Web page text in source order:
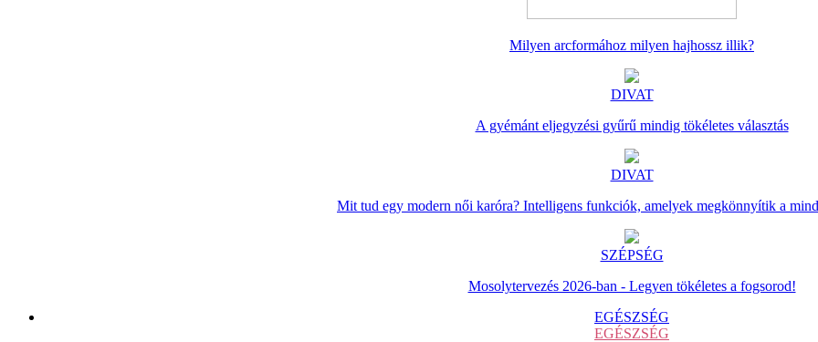
Milyen arcformához milyen hajhossz illik?
DIVAT
A gyémánt eljegyzési gyűrű mindig tökéletes választás
DIVAT
Mit tud egy modern női karóra? Intelligens funkciók, amelyek megkönnyítik a
SZÉPSÉG
Mosolytervezés 2026-ban - Legyen tökéletes a fogsorod!
EGÉSZSÉG
EGÉSZSÉG